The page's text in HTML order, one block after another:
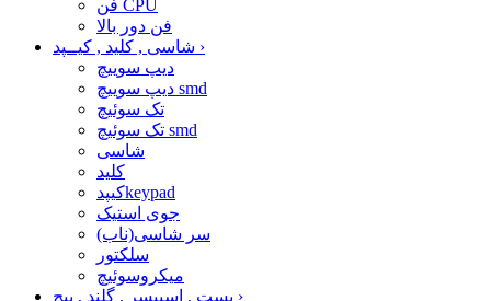
فن CPU
فن دور بالا
›
دیپ سوییچ
دیپ سوییچ smd
تک سوئیچ
تک سوئیچ smd
شاسی
کلید
کیپدkeypad
جوی استیک
سر شاسی(ناب)
سلکتور
میکروسوئیچ
›